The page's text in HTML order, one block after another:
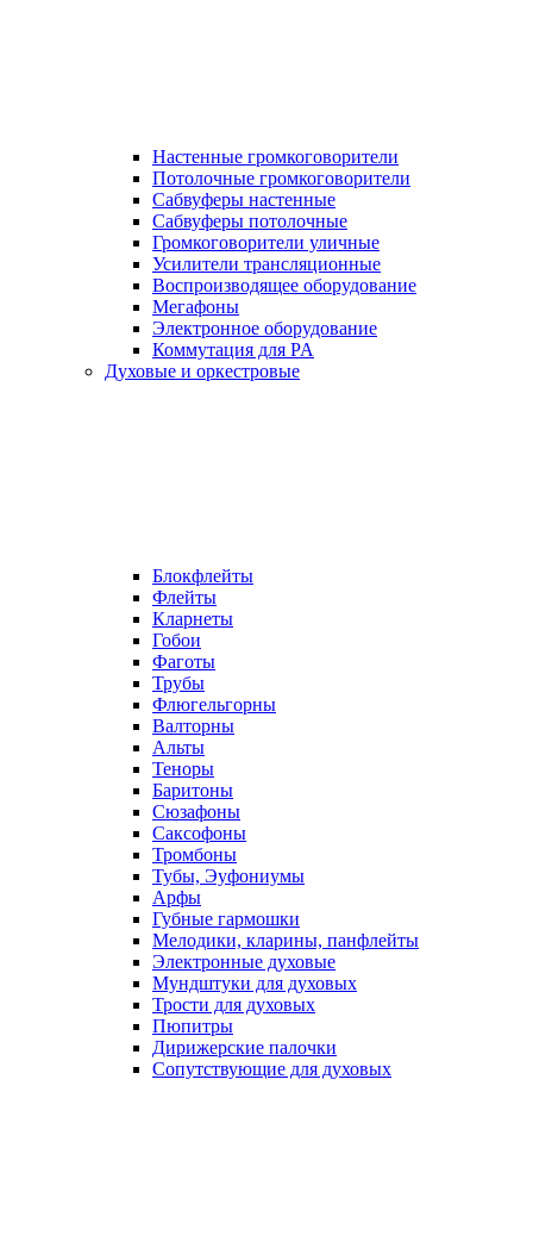
Настенные громкоговорители
Потолочные громкоговорители
Сабвуферы настенные
Сабвуферы потолочные
Громкоговорители уличные
Усилители трансляционные
Воспроизводящее оборудование
Мегафоны
Электронное оборудование
Коммутация для PA
Духовые и оркестровые
Блокфлейты
Флейты
Кларнеты
Гобои
Фаготы
Трубы
Флюгельгорны
Валторны
Альты
Теноры
Баритоны
Сюзафоны
Саксофоны
Тромбоны
Тубы, Эуфониумы
Арфы
Губные гармошки
Мелодики, кларины, панфлейты
Электронные духовые
Мундштуки для духовых
Трости для духовых
Пюпитры
Дирижерские палочки
Сопутствующие для духовых